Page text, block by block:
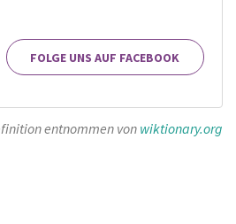
FOLGE UNS AUF FACEBOOK
entnommen vonwiktionary.org